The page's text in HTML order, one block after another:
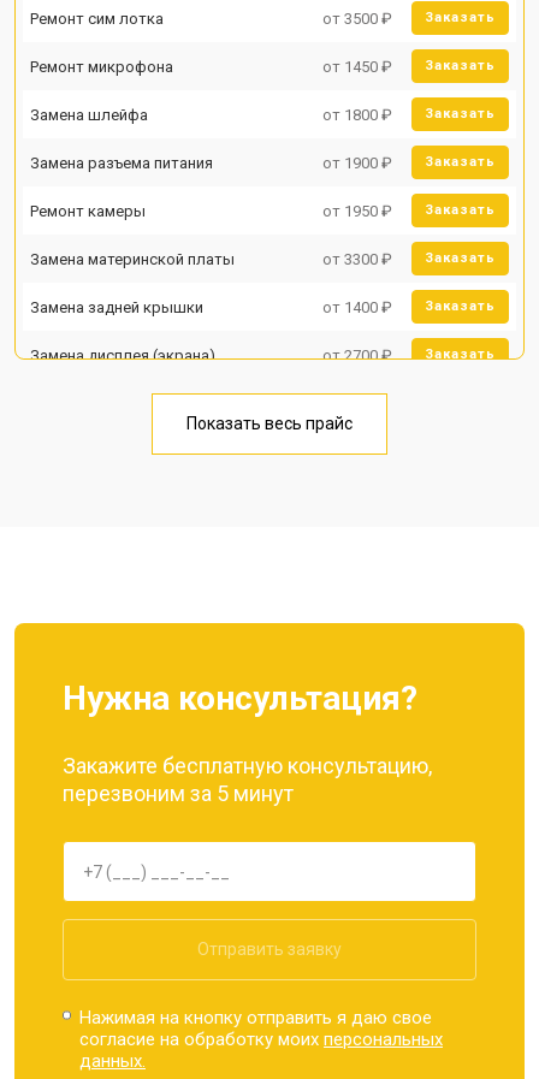
Ремонт сим лотка от 3500 ₽ Заказать
Ремонт микрофона от 1450 ₽ Заказать
Замена шлейфа от 1800 ₽ Заказать
Замена разъема питания от 1900 ₽ Заказать
Ремонт камеры от 1950 ₽ Заказать
Замена материнской платы от 3300 ₽ Заказать
Замена задней крышки от 1400 ₽ Заказать
Замена дисплея (экрана) от 2700 ₽ Заказать
Замена кнопки включения от 1750 ₽
Показать весь прайс
Нужна консультация?
Закажите бесплатную консультацию,
перезвоним за 5 минут
Отправить заявку
Нажимая на кнопку отправить я даю свое
согласие на обработку моихперсональных
данных.